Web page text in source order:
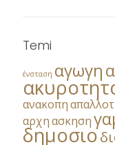
Temi
ένσταση αγωγη
ανακοπη
αρχηασκηση
δημοσιο